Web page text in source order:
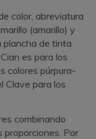
color, abreviatura
(amarillo) y
plancha de tinta
es para los
colores púrpura-
Clave para los
combinando
Por